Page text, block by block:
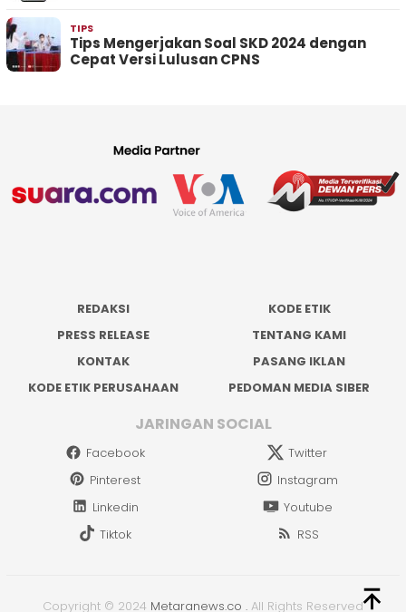
TIPS
Tips Mengerjakan Soal SKD 2024 dengan
Cepat Versi Lulusan CPNS
REDAKSI
KODE ETIK
PRESS RELEASE
TENTANG KAMI
KONTAK
PASANG IKLAN
KODE ETIK PERUSAHAAN
PEDOMAN MEDIA SIBER
JARINGAN SOCIAL
Facebook
Twitter
Pinterest
Instagram
Linkedin
Youtube
Tiktok
RSS
Copyright © 2024 Metaranews.co . All Rights Reserved